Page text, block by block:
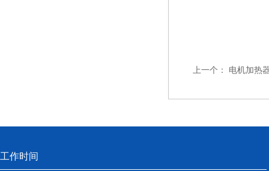
上一个： 电机加热
工作时间